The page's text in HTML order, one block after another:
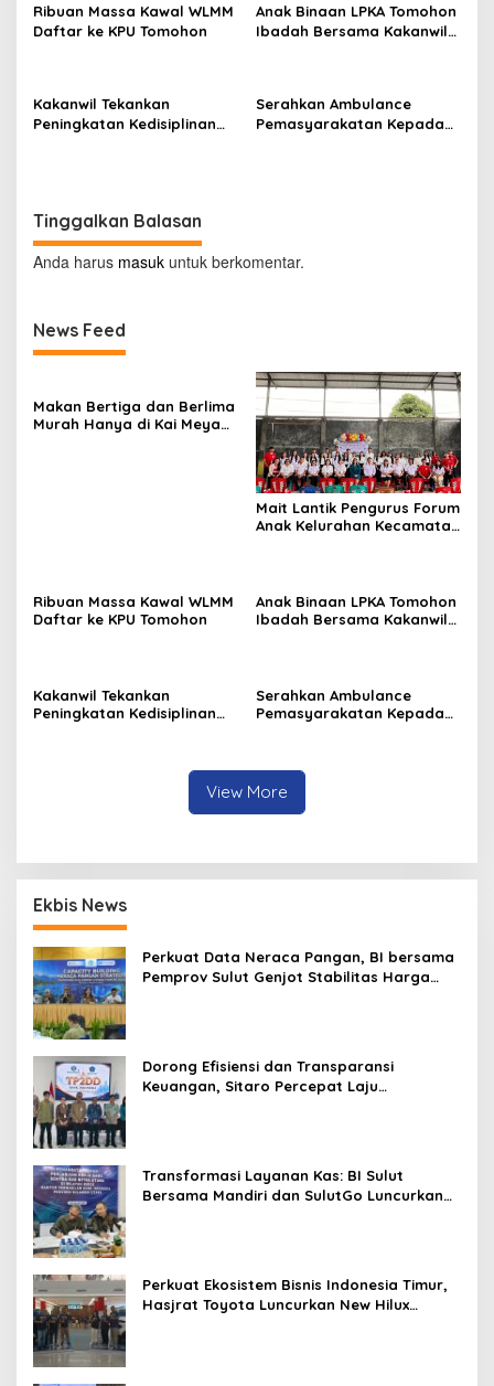
Ribuan Massa Kawal WLMM
Daftar ke KPU Tomohon
Anak Binaan LPKA Tomohon
Ibadah Bersama Kakanwil
Kakanwil Tekankan
Peningkatan Kedisiplinan
Serahkan Ambulance
Pemasyarakatan Kepada
Tinggalkan Balasan
Anda harus masuk untuk berkomentar.
News Feed
Makan Bertiga dan Berlima
Murah Hanya di Kai Meya
Mait Lantik Pengurus Forum
Anak Kelurahan Kecamatan
Ribuan Massa Kawal WLMM
Daftar ke KPU Tomohon
Anak Binaan LPKA Tomohon
Ibadah Bersama Kakanwil
Kakanwil Tekankan
Peningkatan Kedisiplinan
Serahkan Ambulance
Pemasyarakatan Kepada
Penuh Tanggung Jawab
View More
Ekbis News
Perkuat Data Neraca Pangan, BI bersama
Pemprov Sulut Genjot Stabilitas Harga
Dorong Efisiensi dan Transparansi
Keuangan, Sitaro Percepat Laju
Transformasi Layanan Kas: BI Sulut
Bersama Mandiri dan SulutGo Luncurkan
Perkuat Ekosistem Bisnis Indonesia Timur,
Hasjrat Toyota Luncurkan New Hilux